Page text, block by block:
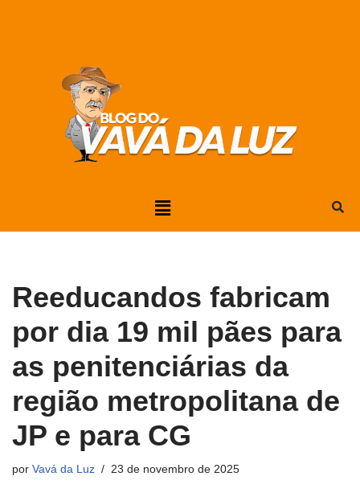
Reeducandos fabricam
por dia 19 mil pães para
as penitenciárias da
região metropolitana de
JP e para CG
por Vavá da Luz 23 de novembro de 2025